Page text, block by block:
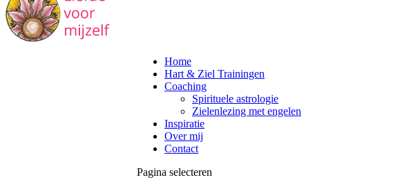
Home
Hart & Ziel Trainingen
Coaching
Spirituele astrologie
Zielenlezing met engelen
Inspiratie
Over mij
Contact
Pagina selecteren